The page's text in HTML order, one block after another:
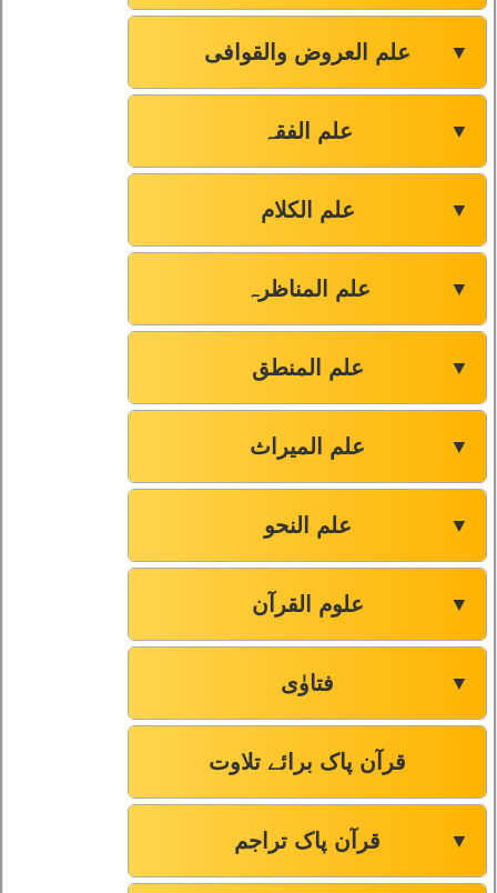
علم العروض والقوافی ▼
علم الفقہ ▼
علم الکلام ▼
علم المناظرہ ▼
علم المنطق ▼
علم المیراث ▼
علم النحو ▼
علوم القرآن ▼
فتاوٰی ▼
قرآن پاک برائے تلاوت
قرآن پاک تراجم ▼